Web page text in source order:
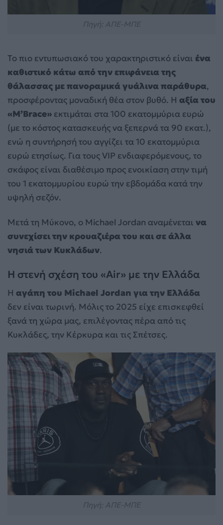
Το πιο εντυπωσιακό του χαρακτηριστικό είναι ένα
καθιστικό κάτω από την επιφάνεια της
θάλασσας με πανοραμικά γυάλινα παράθυρα,
προσφέροντας μοναδική θέα στον βυθό. Η αξία του
«M’Brace» εκτιμάται στα 100 εκατομμύρια ευρώ
(με το κόστος κατασκευής να ξεπερνά τα 90 εκατ.),
ενώ η συντήρησή του αγγίζει τα 10 εκατομμύρια
ευρώ ετησίως. Για τους VIP ενδιαφερόμενους, το
σκάφος είναι διαθέσιμο προς ενοικίαση στην τιμή
του 1 εκατομμυρίου ευρώ την εβδομάδα κατά την
υψηλή σεζόν.
Μετά τη Μύκονο, ο Michael Jordan αναμένεται να
συνεχίσει την κρουαζιέρα του και σε άλλα
νησιά των Κυκλάδων.
Η στενή σχέση του «Air» με την Ελλάδα
Η αγάπη του Michael Jordan για την Ελλάδα
δεν είναι τωρινή. Μόλις το 2025 είχε επισκεφθεί
ξανά τη χώρα μας, επιλέγοντας πέρα από τις
Κυκλάδες, την Κέρκυρα και τις Σπέτσες.